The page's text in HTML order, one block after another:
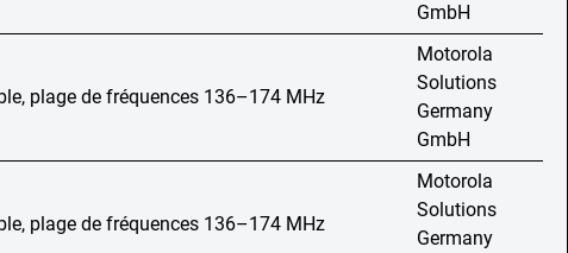
GmbH
plage de fréquences 136–174 MHz
Motorola
Solutions
Germany
GmbH
plage de fréquences 136–174 MHz
Motorola
Solutions
Germany